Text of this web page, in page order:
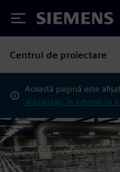
Siemens
Centrul de proiectare
Această pagină este
Vizualizați în schimb în